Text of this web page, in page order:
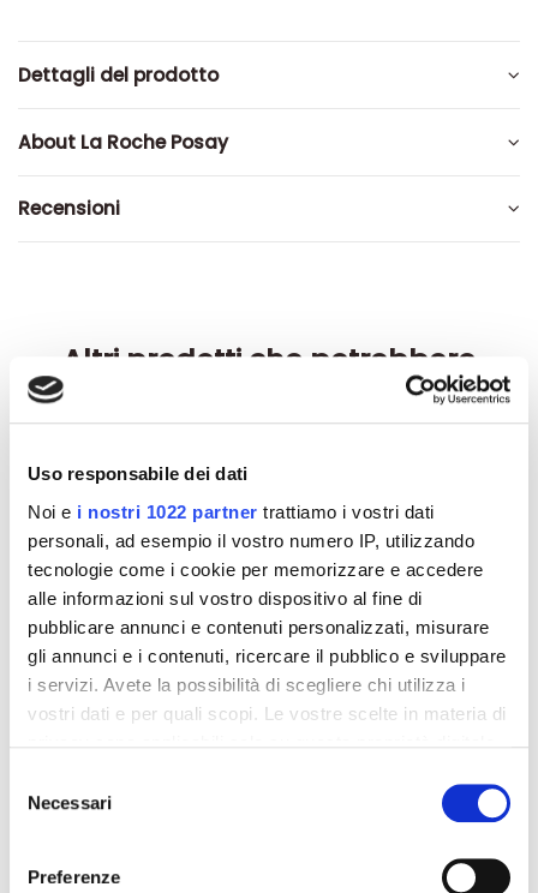
Uso responsabile dei dati
Noi e i nostri 1022 partner trattiamo i vostri dati
personali, ad esempio il vostro numero IP, utilizzando
tecnologie come i cookie per memorizzare e accedere
alle informazioni sul vostro dispositivo al fine di
pubblicare annunci e contenuti personalizzati, misurare
gli annunci e i contenuti, ricercare il pubblico e sviluppare
i servizi. Avete la possibilità di scegliere chi utilizza i
vostri dati e per quali scopi. Le vostre scelte in materia di
modificare o revocare il proprio consenso in qualsiasi
momento dalla Dichiarazione sui cookie o facendo clic
delNecessari
Preferenze
Dettagli del prodotto
About La Roche Posay
Recensioni
Altri prodotti che potrebbero
Amin 21 K al cacao - 21
bustine
Amin 21 K neutro